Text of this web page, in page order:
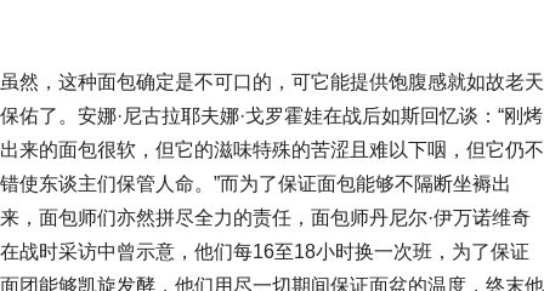
虽然，这种面包确定是不可口的，可它能提供饱腹感就如故老天
保佑了。安娜·尼古拉耶夫娜·戈罗霍娃在战后如斯回忆谈：“刚烤
出来的面包很软，但它的滋味特殊的苦涩且难以下咽，但它仍不
错使东谈主们保管人命。”而为了保证面包能够不隔断坐褥出
来，面包师们亦然拼尽全力的责任，面包师丹尼尔·伊万诺维奇
在战时采访中曾示意，他们每16至18小时换一次班，为了保证
面团能够凯旋发酵，他们用尽一切期间保证面盆的温度，终末他